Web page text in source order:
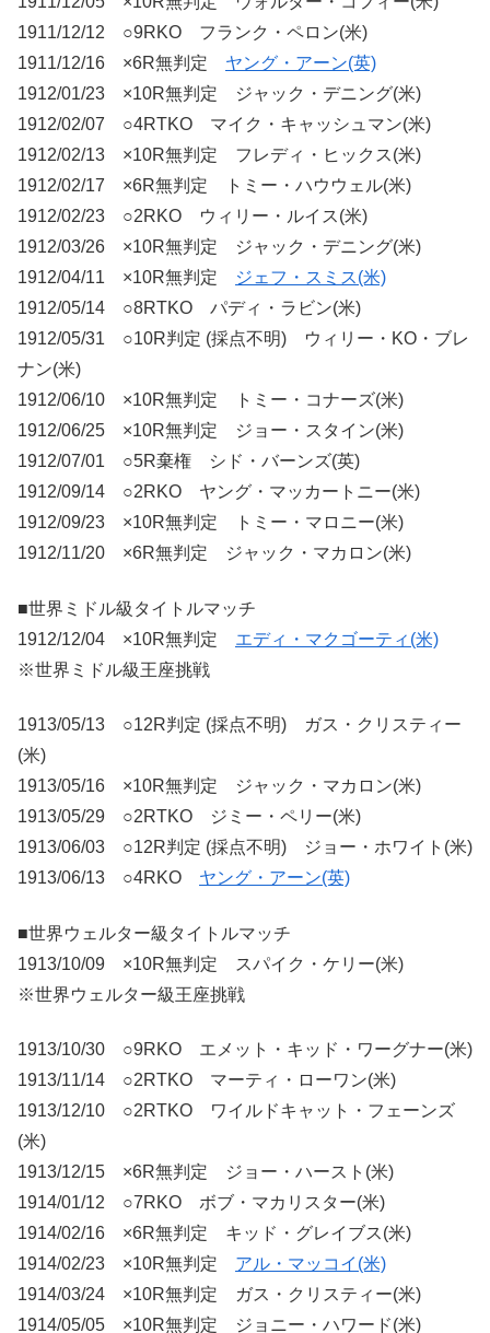
1911/12/12 ○9RKO フランク・ペロン(米)
1911/12/16 ×6R無判定 ヤング・アーン(英)
1912/01/23 ×10R無判定 ジャック・デニング(米)
1912/02/07 ○4RTKO マイク・キャッシュマン(米)
1912/02/13 ×10R無判定 フレディ・ヒックス(米)
1912/02/17 ×6R無判定 トミー・ハウウェル(米)
1912/02/23 ○2RKO ウィリー・ルイス(米)
1912/03/26 ×10R無判定 ジャック・デニング(米)
1912/04/11 ×10R無判定
ジェフ・スミス(米)
1912/05/14 ○8RTKO パディ・ラビン(米)
1912/05/31 ○10R判定 (採点不明) ウィリー・KO・ブレ
ナン(米)
1912/06/10 ×10R無判定 トミー・コナーズ(米)
1912/06/25 ×10R無判定 ジョー・スタイン(米)
1912/07/01 ○5R棄権 シド・バーンズ(英)
1912/09/14 ○2RKO ヤング・マッカートニー(米)
1912/09/23 ×10R無判定 トミー・マロニー(米)
1912/11/20 ×6R無判定 ジャック・マカロン(米)
■世界ミドル級タイトルマッチ
1912/12/04 ×10R無判定 エディ・マクゴーティ(米)
※世界ミドル級王座挑戦
1913/05/13 ○12R判定 (採点不明) ガス・クリスティー
(米)
1913/05/16 ×10R無判定 ジャック・マカロン(米)
1913/05/29 ○2RTKO ジミー・ペリー(米)
1913/06/03 ○12R判定 (採点不明) ジョー・ホワイト(米)
1913/06/13 ○4RKO ヤング・アーン(英)
■世界ウェルター級タイトルマッチ
1913/10/09 ×10R無判定 スパイク・ケリー(米)
※世界ウェルター級王座挑戦
1913/10/30 ○9RKO エメット・キッド・ワーグナー(米)
1913/11/14 ○2RTKO マーティ・ローワン(米)
1913/12/10 ○2RTKO ワイルドキャット・フェーンズ
(米)
1913/12/15 ×6R無判定 ジョー・ハースト(米)
1914/01/12 ○7RKO ボブ・マカリスター(米)
1914/02/16 ×6R無判定 キッド・グレイブス(米)
1914/02/23 ×10R無判定 アル・マッコイ(米)
1914/03/24 ×10R無判定 ガス・クリスティー(米)
1914/05/05 ×10R無判定 ジョニー・ハワード(米)